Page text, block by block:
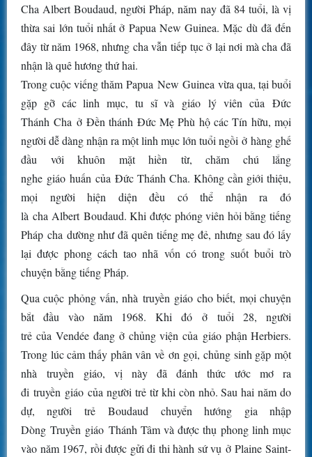
Cha Albert Boudaud, người Pháp, năm nay đã 84 tuổi, là vị
thừa sai lớn tuổi nhất ở Papua New Guinea. Mặc dù đã đến
đây từ năm 1968, nhưng cha vẫn tiếp tục ở lại nơi mà cha đã
nhận là quê hương thứ hai.
Trong cuộc viếng thăm Papua New Guinea vừa qua, tại buổi
gặp gỡ các linh mục, tu sĩ và giáo lý viên của Đức
Thánh Cha ở Đền thánh Đức Mẹ Phù hộ các Tín hữu, mọi
người dễ dàng nhận ra một linh mục lớn tuổi ngồi ở hàng ghế
đầu với khuôn mặt hiền từ, chăm chú lắng
nghe giáo huấn của Đức Thánh Cha. Không cần giới thiệu,
mọi người hiện diện đều có thể nhận ra đó
là cha Albert Boudaud. Khi được phóng viên hỏi bằng tiếng
Pháp cha dường như đã quên tiếng mẹ đẻ, nhưng sau đó lấy
lại được phong cách tao nhã vốn có trong suốt buổi trò
chuyện bằng tiếng Pháp.
Qua cuộc phỏng vấn, nhà truyền giáo cho biết, mọi chuyện
bắt đầu vào năm 1968. Khi đó ở tuổi 28, người
trẻ của Vendée đang ở chủng viện của giáo phận Herbiers.
Trong lúc cảm thấy phân vân về ơn gọi, chủng sinh gặp một
nhà truyền giáo, vị này đã đánh thức ước mơ ra
đi truyền giáo của người trẻ từ khi còn nhỏ. Sau hai năm do
dự, người trẻ Boudaud chuyển hướng gia nhập
Dòng Truyền giáo Thánh Tâm và được thụ phong linh mục
vào năm 1967, rồi được gửi đi thi hành sứ vụ ở Plaine Saint-